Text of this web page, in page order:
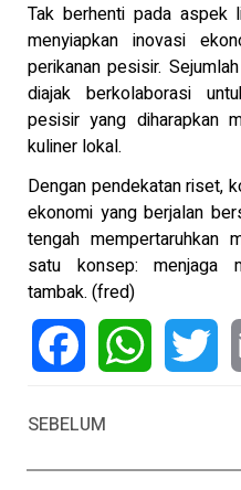
Tak berhenti pada aspek
menyiapkan inovasi
perikanan pesisir.
diajak berkolaborasi
pesisir yang diharapkan
kuliner lokal.
Dengan pendekatan riset,
ekonomi yang berjalan
tengah mempertaruhkan
satu konsep: menjaga
tambak. (fred)
SEBELUM